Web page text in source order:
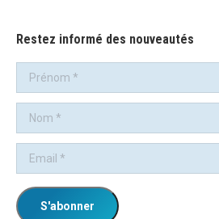
Restez informé des nouveautés